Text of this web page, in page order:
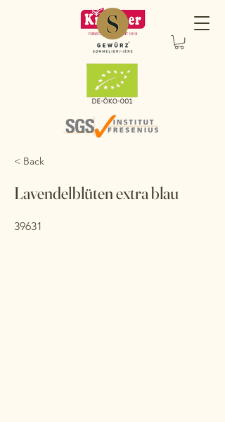
< Back
Lavendelblüten extra blau
39631